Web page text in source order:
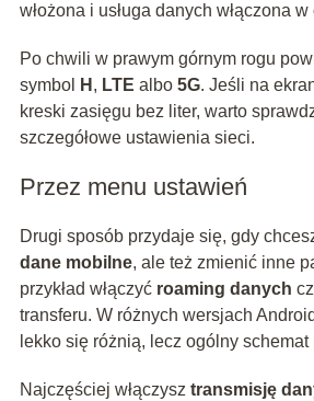
włożona i usługa danych włączona w
Po chwili w prawym górnym rogu
symbol
H , LTE albo 5G. Jeśli na
kreski zasięgu bez liter, warto
szczegółowe ustawienia sieci.
Przez menu ustawień
Drugi sposób przydaje się, gdy
dane mobilne, ale też zmienić inne
przykład włączyć roaming danych
transferu. W różnych wersjach
lekko się różnią, lecz ogólny
Najczęściej włączysz transmisję